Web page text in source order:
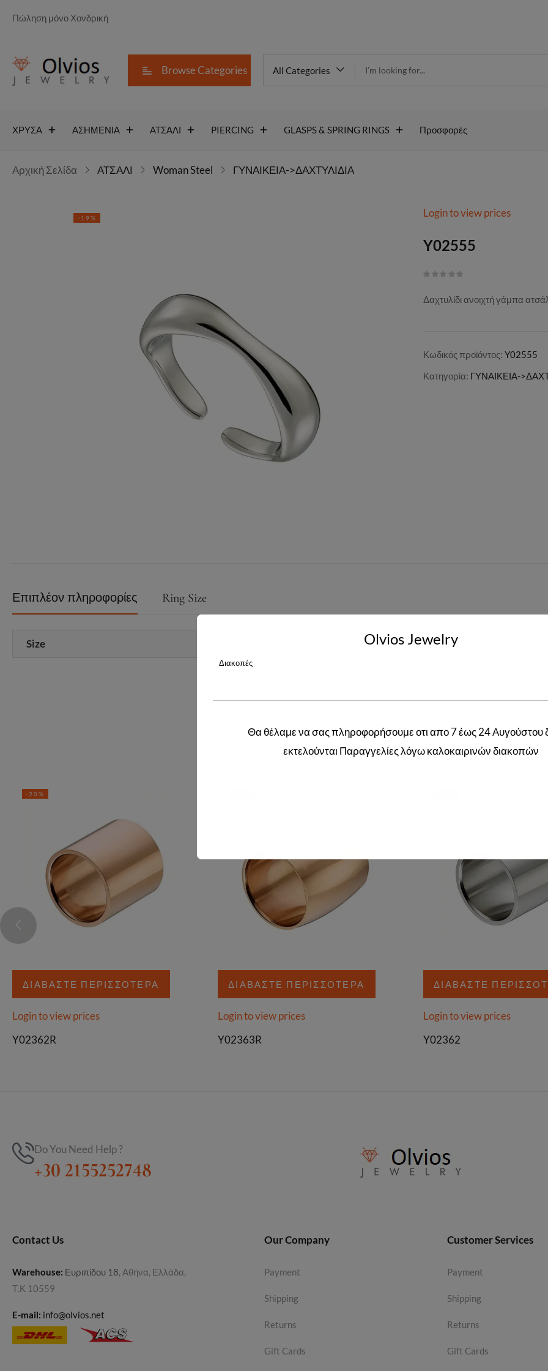
Πώληση μόνο Χονδρική
Browse Categories All Categories
ΧΡΥΣΑ ΑΣΗΜΕΝΙΑ ΑΤΣΑΛΙ PIERCING GLASPS & SPRING RINGS Προσφορές
Αρχική Σελίδα ΑΤΣΑΛΙ Woman Steel ΓΥΝΑΙΚΕΙΑ->ΔΑΧΤΥΛΙΔΙΑ
Y02555
-19% Login to view prices
Y02555
Δαχτυλίδι ανοιχτή γάμπα
Κωδικός προϊόντος: Y02555
Κατηγορία: ΓΥΝΑΙΚΕΙΑ-
Επιπλέον πληροφορίες Ring Size
Size 52,54 ,57
Related products
-20%
ΔΙΑΒΆΣΤΕ ΠΕΡΙΣΣΌΤΕΡΑ
Login to view prices
Y02362R
ΔΙΑΒΆΣΤΕ ΠΕΡΙΣΣΌΤΕΡΑ
Login to view prices
Y02363R
ΔΙΑΒΆΣΤΕ
Login to view prices
Y02362
Do You Need Help ?
+30 2155252748
Contact Us
Warehouse: Ευριπίδου 18, Αθήνα, Ελλάδα,
Τ.Κ 10559
E-mail: info@olvios.net
Our Company
Payment
Shipping
Returns
Gift Cards
Customer Services
Payment
Shipping
Returns
Gift Cards
Olvios Jewelry
Διακοπές
Θα θέλαμε να σας πληροφορήσουμε οτι απο 7 έως 24 Αυγούστου
εκτελούνται Παραγγελίες λόγω καλοκαιρινών διακοπών